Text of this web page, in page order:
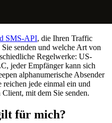
SMS-API, die Ihren Traffic
senden und welche Art von
Regelwerke: US-
jeder Empfänger kann sich
alphanumerische Absender
jede einmal ein und
mit dem Sie senden.
für mich?